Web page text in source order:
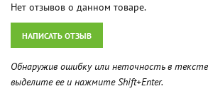
Нет отзывов о данном товаре.
НАПИСАТЬ ОТЗЫВ
Обнаружив ошибку или неточность в
выделите ее и нажмите Shift+Enter.